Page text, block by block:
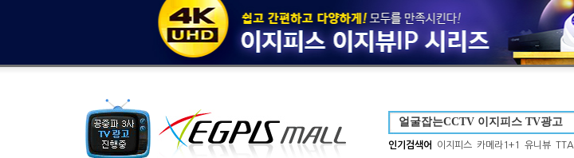
인기검색어 이지피스 카메라1+1 유니뷰 TTA